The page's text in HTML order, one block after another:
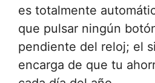
es totalmente
que pulsar ningún
pendiente del reloj; el
encarga de que tu